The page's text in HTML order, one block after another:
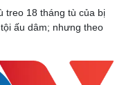
treo 18 tháng tù của bị
ấu dâm; nhưng theo